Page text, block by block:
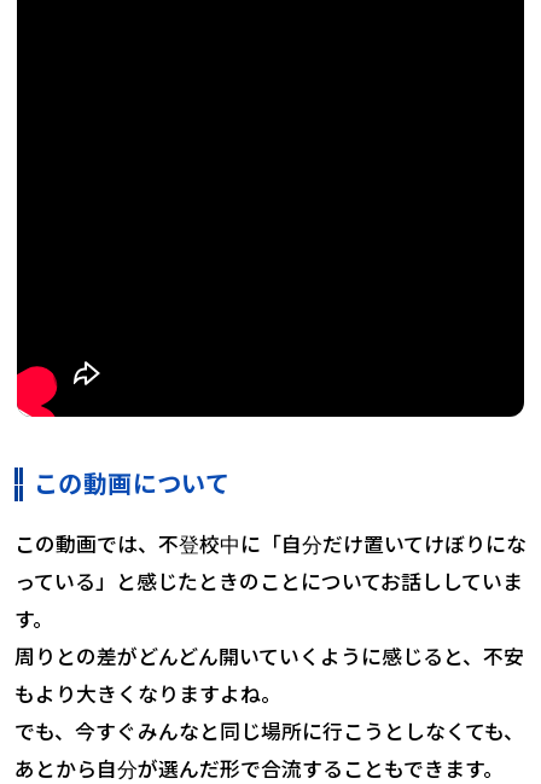
この動画について
この動画では、不登校中に「自分だけ置いてけぼりにな
っている」と感じたときのことについてお話ししていま
す。
周りとの差がどんどん開いていくように感じると、不安
もより大きくなりますよね。
でも、今すぐみんなと同じ場所に行こうとしなくても、
あとから自分が選んだ形で合流することもできます。